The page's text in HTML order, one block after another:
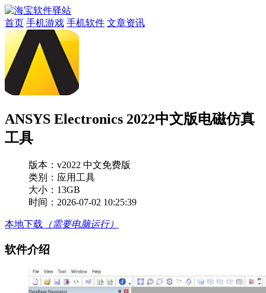
首页 手机游戏 手机软件 文章资讯
ANSYS Electronics 2022中文版电磁仿真
工具
版本： v2022 中文免费版
类别：应用工具
大小：13GB
时间：2026-07-02 10:25:39
本地下载 （需要电脑运行）
软件介绍